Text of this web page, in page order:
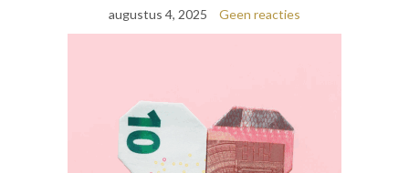
augustus 4, 2025 Geen reacties